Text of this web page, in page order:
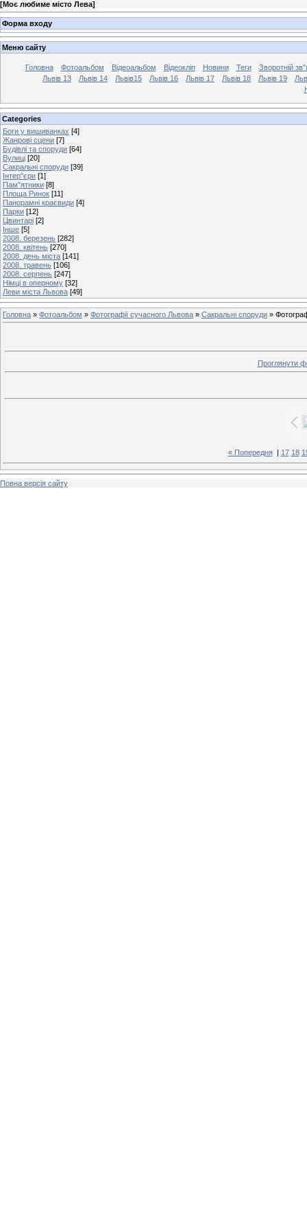
[Моє любиме місто Лева]
Форма входу
Меню сайту
Головна Фотоальбом Відеоальбом Відеокліп Новини Теги
Зворотній
Львів 13
Львів 14 Львів15 Львів 16 Львів 17 Львів 18 Львів 19
Categories
Боги у вишиванках [4]
Жанрові сцени [7]
Будівлі та споруди [64]
Вулиці [20]
Сакральні споруди [39]
Інтер"єри [1]
Пам"ятники [8]
Площа Ринок [11]
Панорамні краєвиди [4]
Парки [12]
Цвинтарі [2]
Інше [5]
2008. березень [282]
2008. квітень [270]
2008. день міста [141]
2008. травень [106]
2008. серпень [247]
Німці в оперному [32]
Леви міста Львова [49]
Головна » Фотоальбом » Фотографії сучасного Львова » Сакральні споруди »
Проглянути
« Попередня| 17 18
Повна версія сайту